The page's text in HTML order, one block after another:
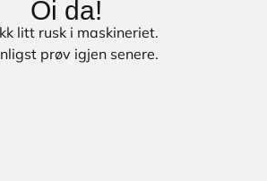
Oi da!
litt rusk i maskineriet.
prøv igjen senere.